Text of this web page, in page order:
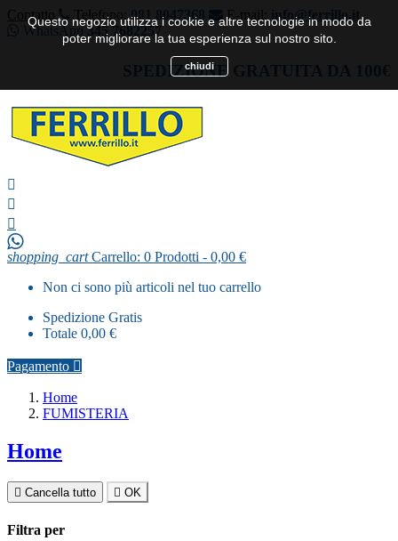
Contatto Telefono: 081 8047368 E-mail:
info@ferrillo.it
WhatsApp 345 7682257
SPEDIZIONE GRATUITA DA 100€



shopping_cart Carrello: 0 Prodotti - 0,00 €
Non ci sono più articoli nel tuo carrello
Spedizione Gratis
Totale 0,00 €
Pagamento 
Home
FUMISTERIA
Home
 Cancella tutto  OK
Filtra per
Questo negozio utilizza i cookie e altre tecnologie in modo da
poter migliorare la tua esperienza sul nostro sito.
chiudi